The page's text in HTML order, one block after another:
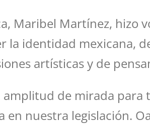
Maribel Martínez, hizo
identidad mexicana,
artísticas y de
amplitud de mirada
nuestra legislación.